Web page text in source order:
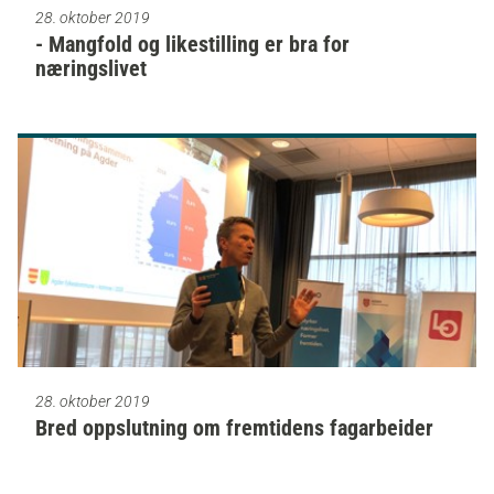
28. oktober 2019
- Mangfold og likestilling er bra for
næringslivet
28. oktober 2019
Bred oppslutning om fremtidens fagarbeider